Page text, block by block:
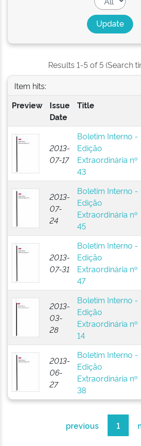
Results 1-5 of 5 (Search
Item hits:
Preview
Issue
Date
Title
2013-
07-17
Boletim Interno -
Edição
Extraordinária nº
43
2013-
07-
24
Boletim Interno -
Edição
Extraordinária nº
45
2013-
07-31
Boletim Interno -
Edição
Extraordinária nº
47
2013-
03-
28
Boletim Interno -
Edição
Extraordinária nº
14
2013-
06-
27
Boletim Interno -
Edição
Extraordinária nº
38
previous 1